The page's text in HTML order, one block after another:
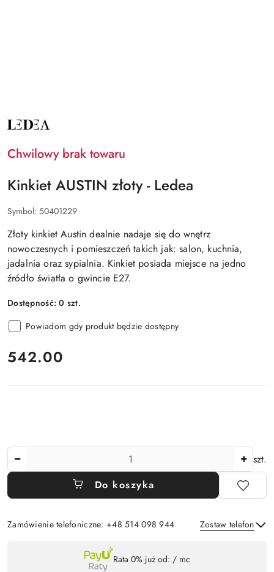
NAZWA
PRODUCENTA:
Chwilowy brak towaru
Kinkiet AUSTIN złoty - Ledea
Symbol: 50401229
Złoty kinkiet Austin dealnie nadaje się do wnętrz
nowoczesnych i pomieszczeń takich jak: salon, kuchnia,
jadalnia oraz sypialnia. Kinkiet posiada miejsce na jedno
źródło światła o gwincie E27.
Dostępność:0 szt.
Powiadom gdy produkt będzie dostępny
cena:
542.00
szt.
Do koszyka
Zamówienie telefoniczne: +48 514 098 944 Zostaw telefon
Rata 0% już od: / mc